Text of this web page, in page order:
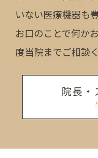
いない医療機器も
お口のことで何か
度当院までご相談
院長・